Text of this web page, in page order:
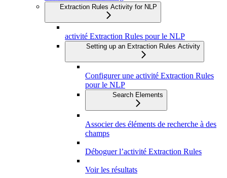
Extraction Rules Activity for NLP
activité Extraction Rules pour le NLP
Setting up an Extraction Rules Activity
Configurer une activité Extraction Rules
pour le NLP
Search Elements
Associer des éléments de recherche à des
champs
Déboguer l’activité Extraction Rules
Voir les résultats